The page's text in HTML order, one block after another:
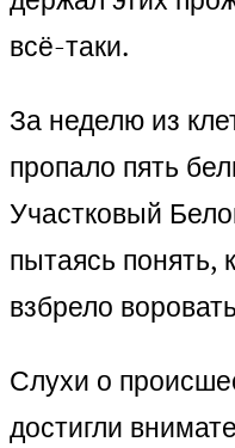
всё-таки.
За неделю из
пропало пять
Участковый
пытаясь понять,
взбрело
Слухи о
достигли